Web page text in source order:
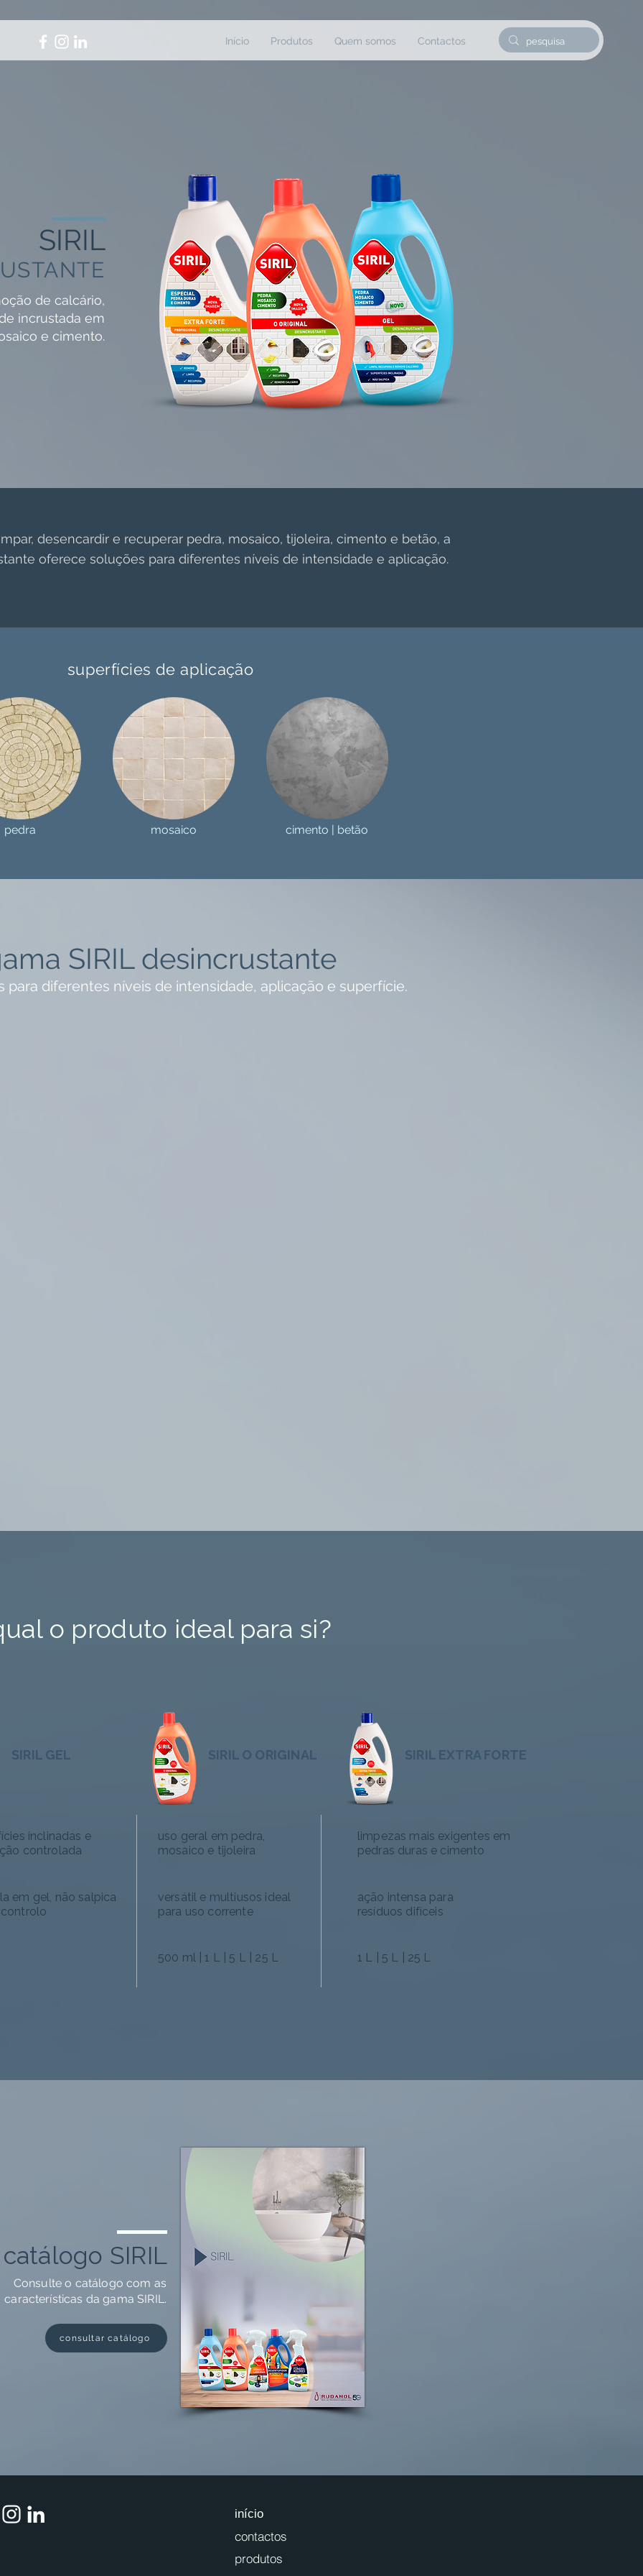
Início Produtos Quem somos Contactos
SIRIL
de calcário,
incrustada em
e cimento.
desencardir e recuperar pedra, mosaico, tijoleira, cimento e betão, a
oferece soluções para diferentes níveis de intensidade e aplicação.
superfícies de aplicação
pedra mosaico cimento | betão
SIRIL desincrustante
para diferentes níveis de intensidade, aplicação e superfície.
o produto ideal para si?
SIRIL GEL SIRIL O ORIGINAL SIRIL EXTRA FORTE
inclinadas e
controlada
uso geral em pedra,
mosaico e tijoleira
limpezas mais exigentes em
pedras duras e cimento
em gel, não salpica
versátil e multiusos ideal
para uso corrente
ação intensa para
resíduos difíceis
500 ml | 1 L | 5 L | 25 L 1 L | 5 L | 25 L
catálogo SIRIL
Consulte o catálogo com as
características da gama SIRIL.
consultar catálogo
contactos
início
produtos